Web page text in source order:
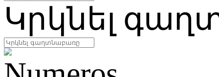
Կրկնել